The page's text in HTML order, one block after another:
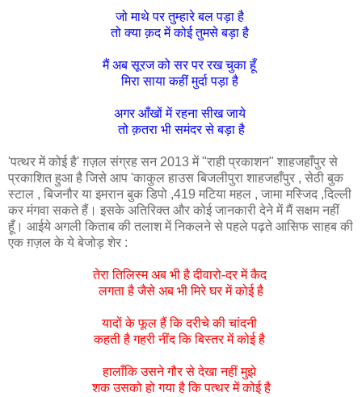
जो माथे पर तुम्हारे बल पड़ा है
तो क्या क़द में कोई तुमसे बड़ा है
मैं अब सूरज को सर पर रख चुका हूँ
मिरा साया कहीं मुर्दा पड़ा है
अगर आँखों में रहना सीख जाये
तो क़तरा भी समंदर से बड़ा है
'पत्थर में कोई है' ग़ज़ल संग्रह सन 2013 में "राही प्रकाशन" शाहजहाँपुर से
प्रकाशित हुआ है जिसे आप 'काकुल हाउस बिजलीपुरा शाहजहाँपुर , सेठी बुक
स्टाल , बिजनौर या इमरान बुक डिपो ,419 मटिया महल , जामा मस्जिद ,दिल्ली
कर मंगवा सकते हैं। इसके अतिरिक्त और कोई जानकारी देने में मैं सक्षम नहीं
हूँ। आईये अगली किताब की तलाश में निकलने से पहले पढ़ते आसिफ साहब की
एक ग़ज़ल के ये बेजोड़ शेर :
तेरा तिलिस्म अब भी है दीवारो-दर में कैद
लगता है जैसे अब भी मिरे घर में कोई है
यादों के फूल हैं कि दरीचे की चांदनी
कहती है गहरी नींद कि बिस्तर में कोई है
हालाँकि उसने गौर से देखा नहीं मुझे
शक उसको हो गया है कि पत्थर में कोई है